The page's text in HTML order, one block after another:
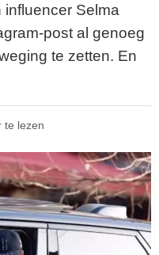
influencer Selma
post al genoeg
te zetten. En
te lezen